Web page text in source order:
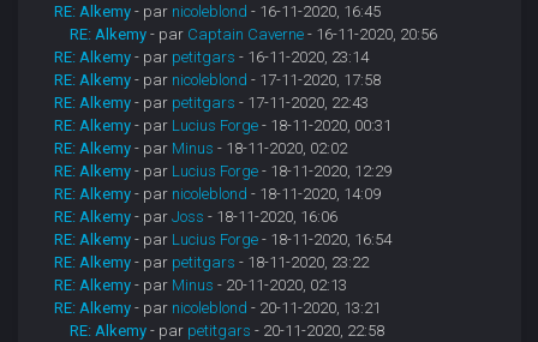
RE: Alkemy - par nicoleblond - 16-11-2020, 16:45
RE: Alkemy - par Captain Caverne - 16-11-2020, 20:56
RE: Alkemy - par petitgars - 16-11-2020, 23:14
RE: Alkemy - par nicoleblond - 17-11-2020, 17:58
RE: Alkemy - par petitgars - 17-11-2020, 22:43
RE: Alkemy - par Lucius Forge - 18-11-2020, 00:31
RE: Alkemy - par Minus - 18-11-2020, 02:02
RE: Alkemy - par Lucius Forge - 18-11-2020, 12:29
RE: Alkemy - par nicoleblond - 18-11-2020, 14:09
RE: Alkemy - parJoss - 18-11-2020, 16:06
RE: Alkemy - par Lucius Forge - 18-11-2020, 16:54
RE: Alkemy - par petitgars - 18-11-2020, 23:22
RE: Alkemy - par Minus - 20-11-2020, 02:13
RE: Alkemy - par nicoleblond - 20-11-2020, 13:21
RE: Alkemy - par petitgars - 20-11-2020, 22:58